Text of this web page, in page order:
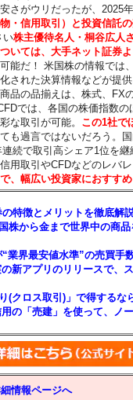
さがウリだったが、2025
・信用取引）と投資信託
い株主優待名人・桐谷広人
いては、大手ネット証券
可能だ！ 米国株の情報では
された決算情報などが提
品の品揃えは、株式、FX
では、各国の株価指数
な取引が可能。 この1社で
も過言ではないだろう。
続で取引高シェア1位を
用取引やCFDなどのレバ
、幅広い投資家におすすめ
特徴とメリットを徹底解
株から金まで世界中の商
業界最安値水準”の売買手
新アプリのリリースで、
(クロス取引)」で得するな
の「売建」を使って、ノ
情報ページへ